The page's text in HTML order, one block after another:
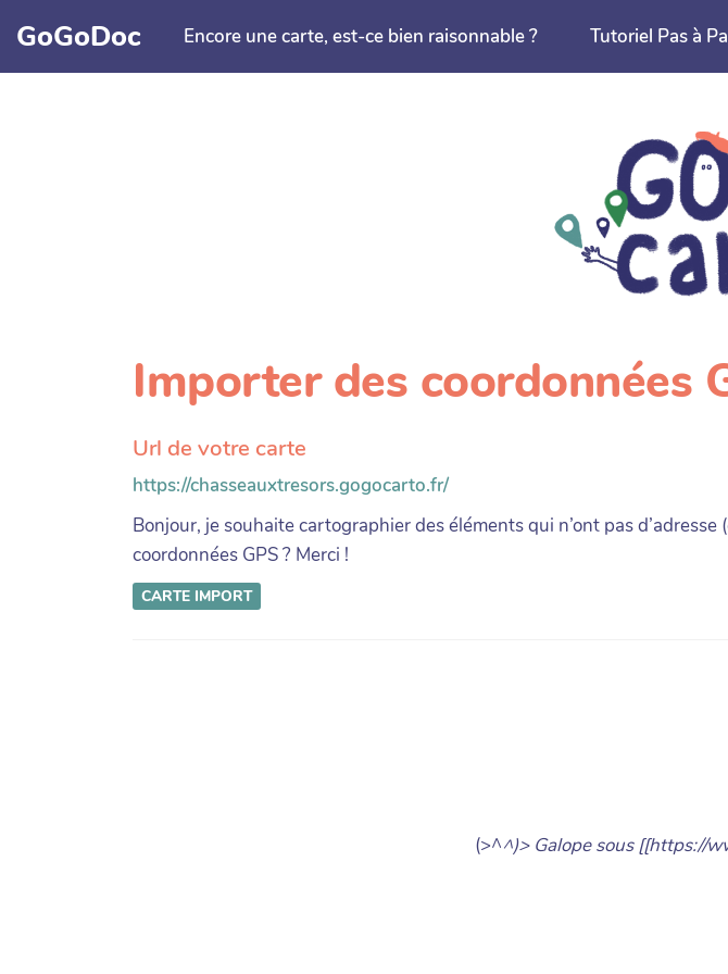
Aller au contenu principal
GoGoDoc Encore une carte, est-ce bien raisonnable ? Tutoriel Pas à
Importer des coordonnées
Url de votre carte
https://chasseauxtresors.gogocarto.fr/
Bonjour, je souhaite cartographier des éléments qui n’ont pas
coordonnées GPS ? Merci !
CARTE IMPORT
(>^^)> Galope sous [[https://